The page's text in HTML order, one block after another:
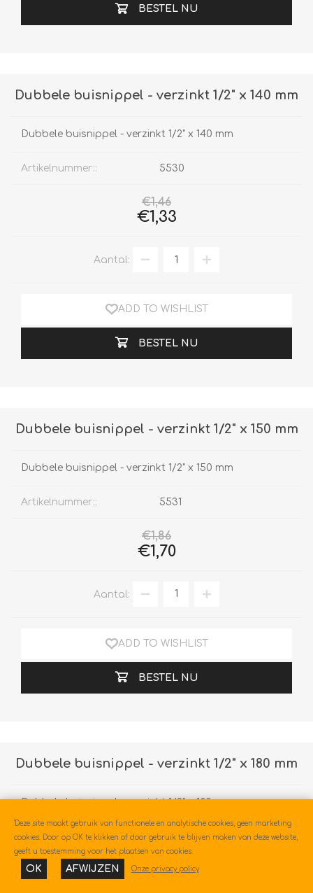
BESTEL NU
Dubbele buisnippel - verzinkt 1/2" x 140 mm
Dubbele buisnippel - verzinkt 1/2" x 140 mm
Artikelnummer:: 5530
€1,46
€1,33
Aantal:
ADD TO WISHLIST
BESTEL NU
Dubbele buisnippel - verzinkt 1/2" x 150 mm
Dubbele buisnippel - verzinkt 1/2" x 150 mm
Artikelnummer:: 5531
€1,86
€1,70
Aantal:
ADD TO WISHLIST
BESTEL NU
Dubbele buisnippel - verzinkt 1/2" x 180 mm
Dubbele buisnippel - verzinkt 1/2" x 180 mm
Artikelnummer:: 5532
€2,11
'Deze site maakt gebruik van functionele en analytische cookies, geen marketing
cookies. Door op OK te klikken of door gebruik te blijven maken van deze website,
geeft u toestemming voor het plaatsen van cookies.
OK AFWIJZEN Onze privacy policy